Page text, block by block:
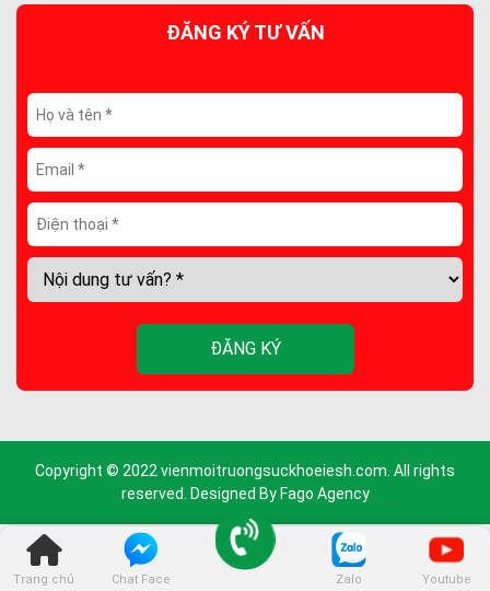
Trang chủ Chat Face Zalo Youtube
ĐĂNG KÝ TƯ VẤN
Copyright © 2022 vienmoitruongsuckhoeiesh.com. All rights
reserved. Designed By Fago Agency